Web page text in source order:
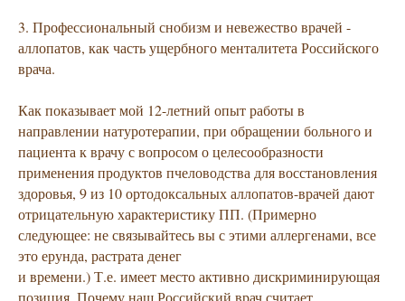
3. Профессиональный снобизм и невежество врачей -
аллопатов, как часть ущербного менталитета Российского
врача.
Как показывает мой 12-летний опыт работы в
направлении натуротерапии, при обращении больного и
пациента к врачу с вопросом о целесообразности
применения продуктов пчеловодства для восстановления
здоровья, 9 из 10 ортодоксальных аллопатов-врачей дают
отрицательную характеристику ПП. (Примерно
следующее: не связывайтесь вы с этими аллергенами, все
это ерунда, растрата денег
и времени.) Т.е. имеет место активно дискриминирующая
позиция. Почему наш Российский врач считает